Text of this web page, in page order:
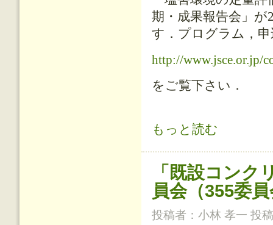
期・成果報告会」が
す．プログラム，
http://www.jsce.or.jp/
をご覧下さい．
「塩害環境の定量評価に関する研
もっと読む
「既設コンク
員会（355委
投稿者： 小林 孝一 投